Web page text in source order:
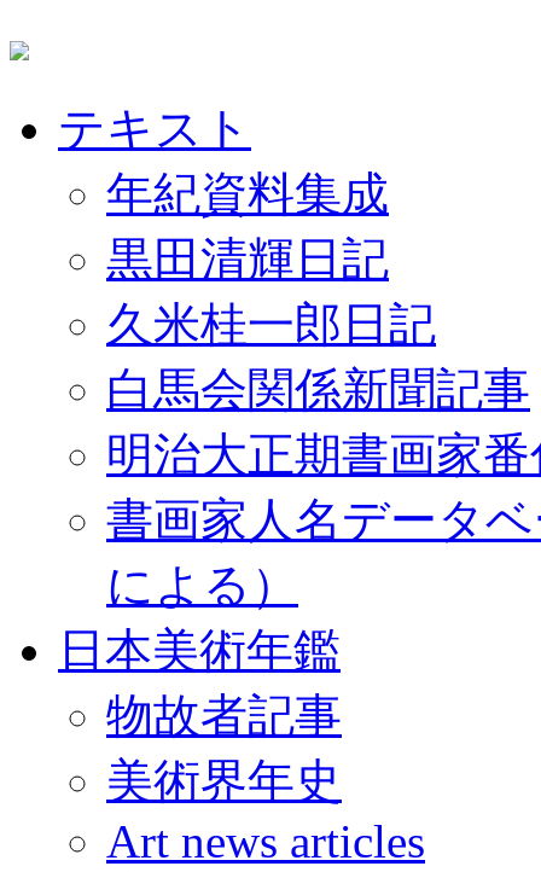
テキスト
年紀資料集成
黒田清輝日記
久米桂一郎日記
白馬会関係新聞記事
明治大正期書画家
書画家人名データ
による）
日本美術年鑑
物故者記事
美術界年史
Art news articles